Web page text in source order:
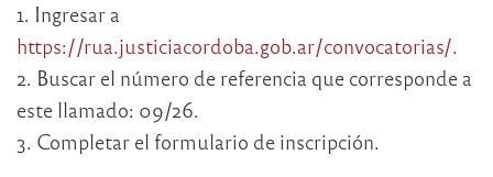
1. Ingresar a
https://rua.justiciacordoba.gob.ar/convocatorias/.
2. Buscar el número de referencia que corresponde a
este llamado: 09/26.
3. Completar el formulario de inscripción.